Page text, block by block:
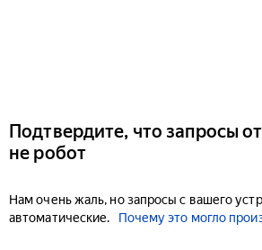
Подтвердите, что запросы
не робот
Нам очень жаль, но запросы с вашего
автоматические.
Почему это могло